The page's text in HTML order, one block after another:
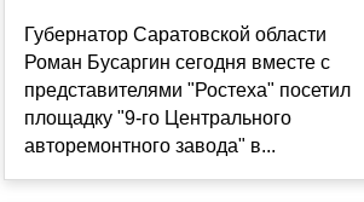
Губернатор Саратовской области
Роман Бусаргин сегодня вместе с
представителями "Ростеха" посетил
площадку "9-го Центрального
авторемонтного завода" в...